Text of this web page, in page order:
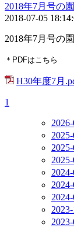
2018年7月号の
2018-07-05
2018年7月号の
＊PDFはこちら
H30年度7月
1
2026-
2025-
2025-
2025-
2024-
2024-
2024-
2023-
2023-